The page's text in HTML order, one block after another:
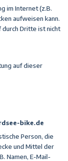
im Internet (z.B.
aufweisen kann.
durch Dritte ist nicht
auf dieser
bike.de
Person, die
und Mittel der
Namen, E-Mail-